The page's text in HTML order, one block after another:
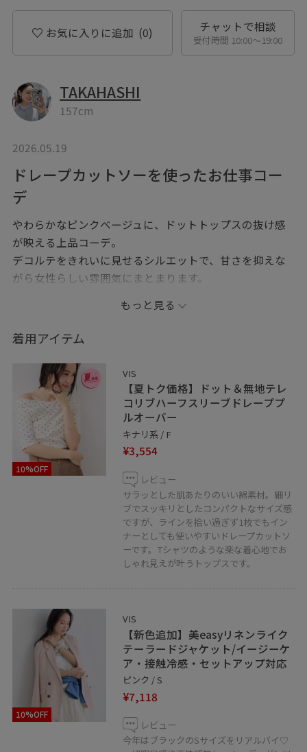
お気に入りに追加 (0) チャットで相談
受付時間 10:00〜19:00
TAKAHASHI
157cm
2026.05.19
ドレープカットソーを使ったお仕事コー
デ
やわらかなピンクベージュに、ドットトップスの抜け感
が映える上品コーデ。
デコルテをきれいに見せるシルエットで、甘さを抑えな
がら女性らしい雰囲気にまとまります。
●Instagram→vis_takahashi
●WEAR→namie5865
●記載のないものにつきましては私物となります。
●JUNのアプリではお気に入りのスタッフ、ショップを
《フォロー》して頂くことが出来ます。
お好きなスタイリングは、ハートをタップで《お気に入
り》からすぐにご覧いただけますのでとても便利です♡
●LINEで在庫のお問い合わせや商品、コーディネートの
ご相談など是非お気軽にお問い合わせくださいませ。
LINEで札幌アピアVISスタッフにご相談は【友だち追加】
もっと見る
着用アイテム
10%OFF
VIS
【夏トク価格】ドット＆無地テレ
コリブハーフスリーブドレーププ
ルオーバー
キナリ系 / F
¥3,554
レビュー
サラッとした肌あたりのいい綿素材。細リ
ブでスッキリとしたコンパクトなサイズ感
ですが、ラインを拾い過ぎず1枚でもイン
ナーとしても使いやすいドレープカットソ
ーです。Tシャツのような楽な着心地でお
しゃれ見えが叶うトップスです。
10%OFF
VIS
【新色追加】美easyリネンライク
テーラードジャケット/イージーケ
ア・接触冷感・セットアップ対応
ピンク / S
¥7,118
レビュー
今年はブラックのSサイズをリアルバイ♡